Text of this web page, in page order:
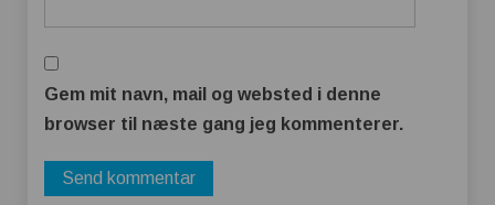
Gem mit navn, mail og websted i denne
browser til næste gang jeg kommenterer.